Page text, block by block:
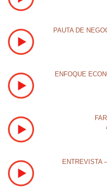
PAUTA DE
ENFOQUE
ENTREVISTA